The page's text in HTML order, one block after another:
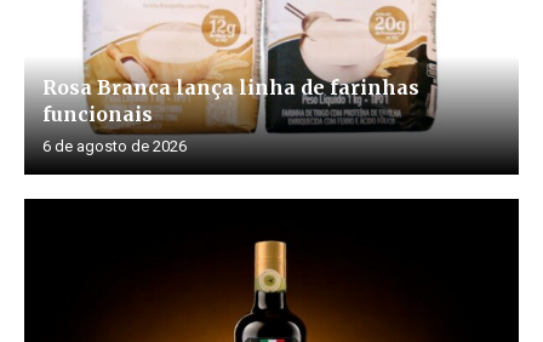
Rosa Branca lança linha de farinhas
funcionais
6 de agosto de 2026